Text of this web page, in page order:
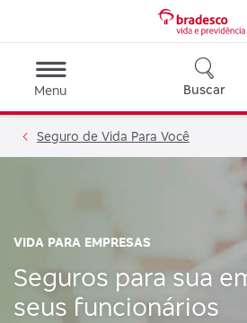
Menu Buscar
Seguro de Vida Para Você
VIDA PARA EMPRESAS
Seguros para sua
seus funcionários